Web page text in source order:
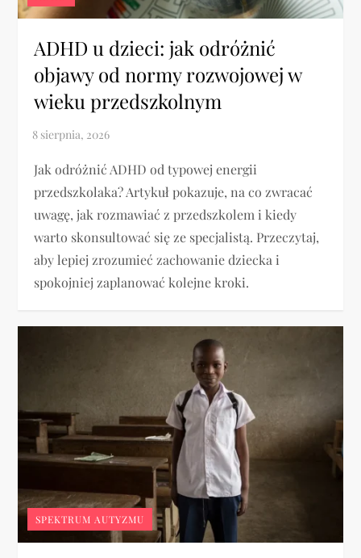
ADHD u dzieci: jak odróżnić
objawy od normy rozwojowej w
wieku przedszkolnym
Jak odróżnić ADHD od typowej energii
przedszkolaka? Artykuł pokazuje, na co zwracać
uwagę, jak rozmawiać z przedszkolem i kiedy
warto skonsultować się ze specjalistą. Przeczytaj,
aby lepiej zrozumieć zachowanie dziecka i
spokojniej zaplanować kolejne kroki.
SPEKTRUM AUTYZMU